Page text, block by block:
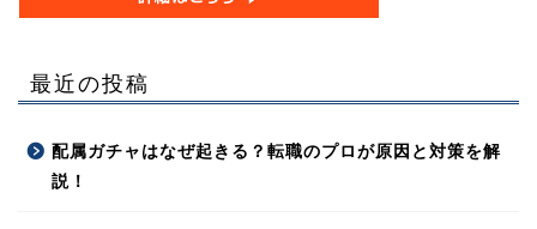
最近の投稿
配属ガチャはなぜ起きる？転職のプロが原因と対策を解
説！